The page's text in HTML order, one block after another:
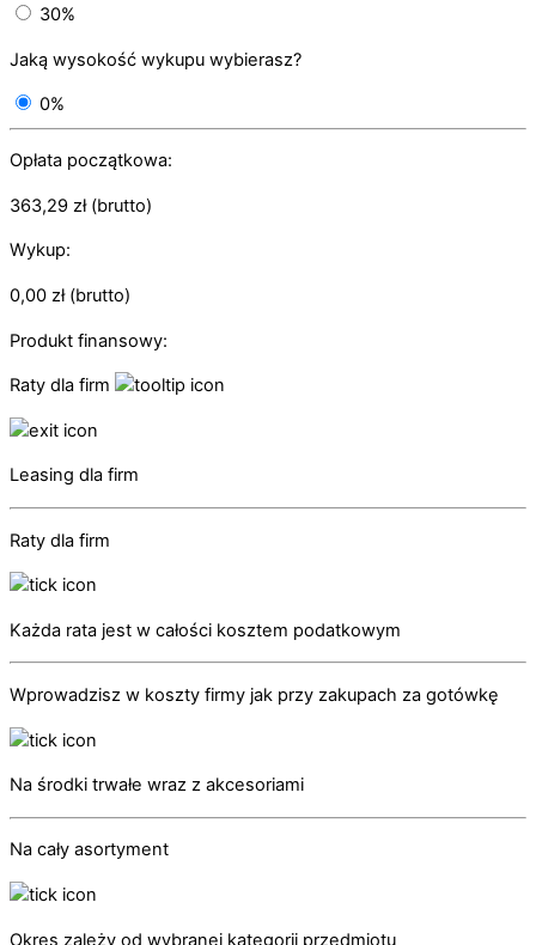
30%
Jaką wysokość wykupu wybierasz?
0%
Opłata początkowa:
363,29 zł(brutto)
Wykup:
0,00 zł(brutto)
Produkt finansowy:
Raty dla firm
Leasing dla firm
Raty dla firm
Każda rata jest w całości kosztem podatkowym
Wprowadzisz w koszty firmy jak przy zakupach za gotówkę
Na środki trwałe wraz z akcesoriami
Na cały asortyment
Okres zależy od wybranej kategorii przedmiotu